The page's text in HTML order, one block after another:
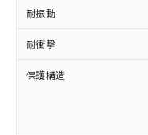
耐振動
耐衝撃
保護構造
記載して
タに基づ
覧された
準価格と
了承くだ
正式な納
様のお取
ムロン制
六価クロム(Cr(Ⅵ))
類(PBB) 1000ppm以
(PBDE) 1000ppm以
ル) (DEHP)(別名：
ルベンジル（BBP
（DBP）
*中国RoHS10物質
Pb(鉛) :1000ppm
Cr(Ⅵ)(六価クロム) :
ニル類) : 1000ppm
DBP(フタル酸ジブ
イソブチル) :
（以下｢
または国
国政府の
可)を取
当社は規
全に破砕
いよう必
一定
一定